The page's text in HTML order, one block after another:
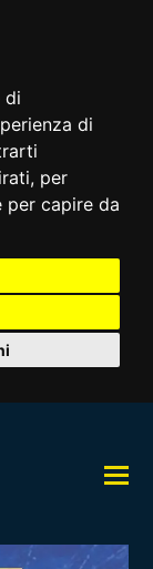
di
di
per
capire da